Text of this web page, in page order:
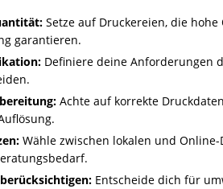
Setze auf Druckereien, die
garantieren.
Definiere deine Anforderungen
Achte auf korrekte
Wähle zwischen lokalen und
Entscheide dich für